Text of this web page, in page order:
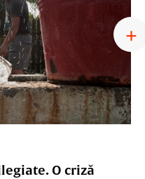
O criză